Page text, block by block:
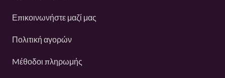
Επικοινωνήστε μαζί μας
Πολιτική αγορών
Mέθοδοι πληρωμής